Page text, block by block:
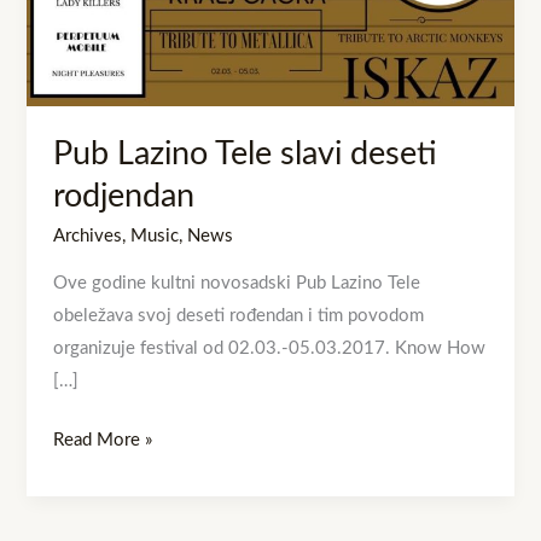
Pub Lazino Tele slavi deseti
rodjendan
Archives, Music, News
Ove godine kultni novosadski Pub Lazino Tele
obeležava svoj deseti rođendan i tim povodom
organizuje festival od 02.03.-05.03.2017. Know How
[…]
Read More »